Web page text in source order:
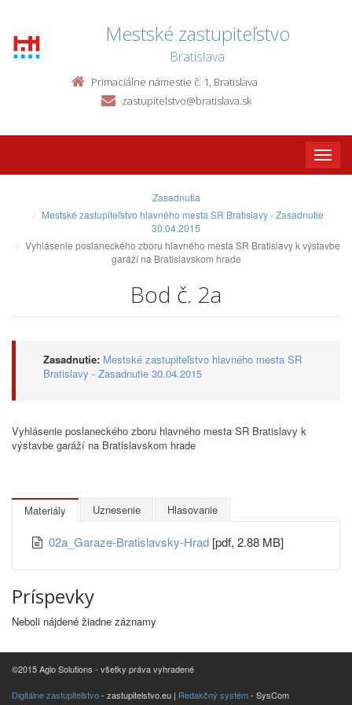
Mestské zastupiteľstvo
Bratislava
Primaciálne námestie č. 1, Bratislava
zastupitelstvo@bratislava.sk
Toggle
Zasadnutia
Mestské zastupiteľstvo hlavného mesta SR Bratislavy - Zasadnutie
30.04.2015
Vyhlásenie poslaneckého zboru hlavného mesta SR Bratislavy k výstavbe
garáží na Bratislavskom hrade
Bod č. 2a
Zasadnutie: Mestské zastupiteľstvo hlavného mesta SR
Bratislavy - Zasadnutie 30.04.2015
Vyhlásenie poslaneckého zboru hlavného mesta SR Bratislavy k
výstavbe garáží na Bratislavskom hrade
Materiály Uznesenie Hlasovanie
02a_Garaze-Bratislavsky-Hrad [pdf, 2.88 MB]
Príspevky
Neboli nájdené žiadne záznamy
©2015 Aglo Solutions - všetky práva vyhradené
Digitálne zastupiteľstvo- zastupitelstvo.eu | Redakčný systém- SysCom